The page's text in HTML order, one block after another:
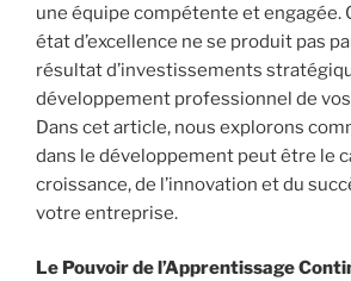
une équipe compétente et engagée.
état d’excellence ne se produit pas
résultat d’investissements
développement professionnel de
Dans cet article, nous explorons
dans le développement peut être le
croissance, de l’innovation et du
votre entreprise.
Le Pouvoir de l’Apprentissage